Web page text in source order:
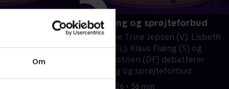
Om
bureaukrati
Niels Fuglsang
i
Affolkning og sprøjteforbud
Politikerne Trine Jepsen (V), Lisbeth
Torfing (EL), Klaus Flæng (S) og
Anders Vistisen (DF) debatterer
affolkning og sprøjteforbud.
19. maj 2026 • 56 min